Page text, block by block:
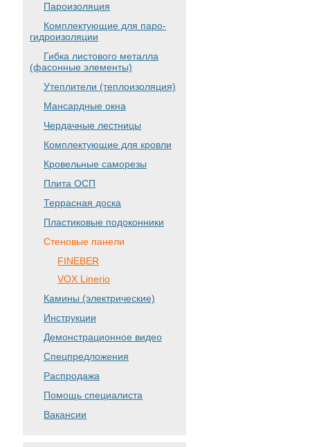
Пароизоляция
Комплектующие для паро-
гидроизоляции
Гибка листового металла
(фасонные элементы)
Утеплители (теплоизоляция)
Мансардные окна
Чердачные лестницы
Комплектующие для кровли
Кровельные саморезы
Плита ОСП
Террасная доска
Пластиковые подоконники
Стеновые панели
FINEBER
VOX Linerio
Камины (электрические)
Инструкции
Демонстрационное видео
Спецпредложения
Распродажа
Помощь специалиста
Вакансии